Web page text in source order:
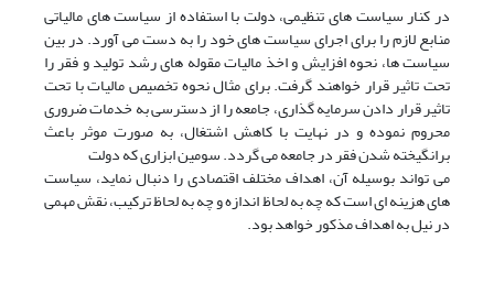
در کنار سیاست های تنظیمی، دولت با استفاده از سیاست های مالیاتی
منابع لازم را برای اجرای سیاست های خود را به دست می آورد. در بین
سیاست ها، نحوه افزایش و اخذ مالیات مقوله های رشد تولید و فقر را
تحت تاثیر قرار خواهند گرفت. برای مثال نحوه تخصیص مالیات با تحت
تاثیر قرار دادن سرمایه گذاری، جامعه را از دسترسی به خدمات ضروری
محروم نموده و در نهایت با کاهش اشتغال، به صورت موثر باعث
برانگیخته شدن فقر در جامعه می گردد. سومین ابزاری که دولت
می تواند بوسیله آن، اهداف مختلف اقتصادی را دنبال نماید، سیاست
های هزینه ای است که چه به لحاظ اندازه و چه به لحاظ ترکیب، نقش مهمی
در نیل به اهداف مذکور خواهد بود.